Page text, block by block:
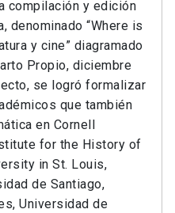
compilación y edición
denominado “Where is
y cine” diagramado
Propio, diciembre
se logró formalizar
que también
en Cornell
for the History of
in St. Louis,
de Santiago,
Universidad de